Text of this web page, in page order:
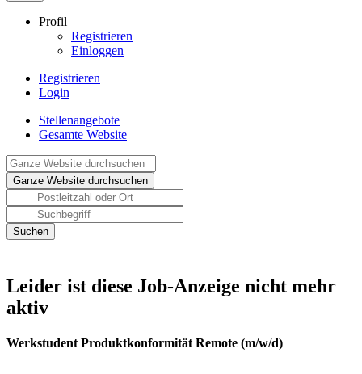
Profil
Registrieren
Einloggen
Registrieren
Login
Stellenangebote
Gesamte Website
Leider ist diese Job-Anzeige nicht mehr
aktiv
Werkstudent Produktkonformität Remote (m/w/d)